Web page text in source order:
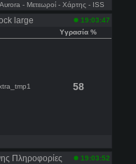
- Μετεωροί - Χάρτης - ISS
large
19:03:47
Υγρασία %
58
Πληροφορίες 19:03:52